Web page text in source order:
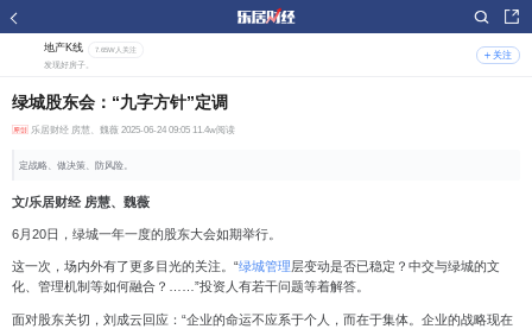
关注
地产K线
7.65W人关注
发现好房子。
绿城股东会：“九字方针”定调
乐居财经 房慧、魏薇 2025-06-24 09:05 11.4w阅读
定战略、做决策、防风险。
文/乐居财经 房慧、魏薇
6月20日，绿城一年一度的股东大会如期举行。
这一次，场内外有了更多目光的关注。“绿城管理层变动是否已稳定？中交与绿城的文
化、管理机制等如何融合？……”投资人有若干问题等着解答。
面对股东关切，刘成云回应：“企业的命运不应系于个人，而在于集体。企业的战略现在